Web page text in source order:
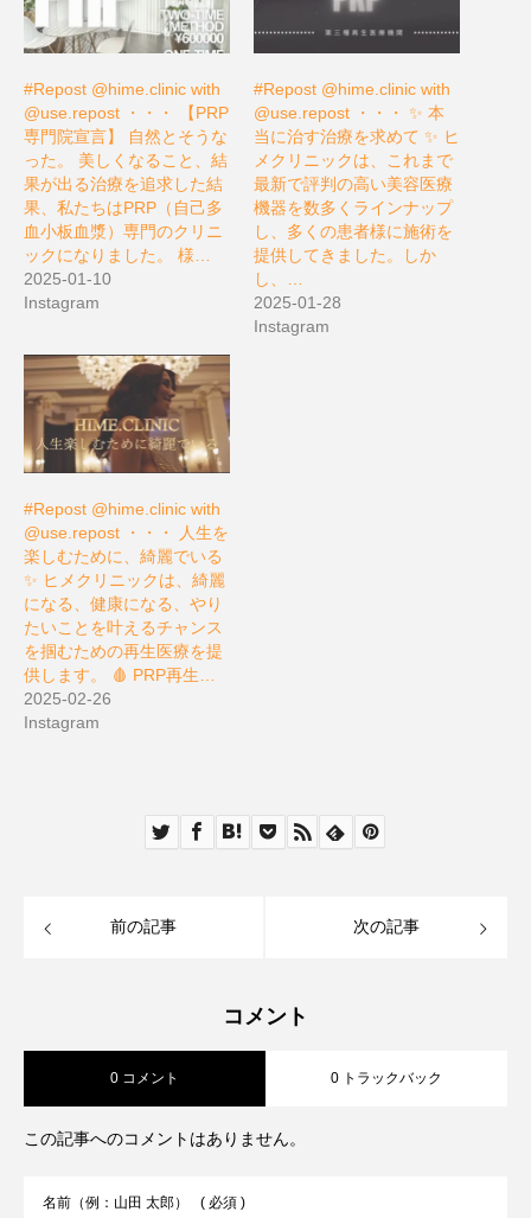
#Repost @hime.clinic with
@use.repost ・・・ 【PRP
専門院宣言】 自然とそうな
った。 美しくなること、結
果が出る治療を追求した結
果、私たちはPRP（自己多
血小板血漿）専門のクリニ
ックになりました。 様…
2025-01-10
Instagram
#Repost @hime.clinic with
@use.repost ・・・ ✨ 本
当に治す治療を求めて ✨ ヒ
メクリニックは、これまで
最新で評判の高い美容医療
機器を数多くラインナップ
し、多くの患者様に施術を
提供してきました。しか
し、…
2025-01-28
Instagram
#Repost @hime.clinic with
@use.repost ・・・ 人生を
楽しむために、綺麗でいる
✨ ヒメクリニックは、綺麗
になる、健康になる、やり
たいことを叶えるチャンス
を掴むための再生医療を提
供します。 🩸 PRP再生…
2025-02-26
Instagram
前の記事 次の記事
コメント
0 コメント 0 トラックバック
この記事へのコメントはありません。
名前（例：山田 太郎） ( 必須 )